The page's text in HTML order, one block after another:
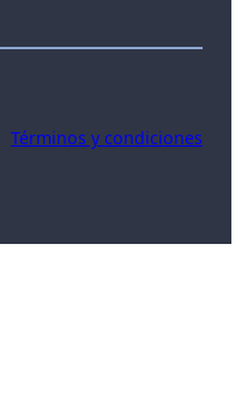
Términos y condiciones